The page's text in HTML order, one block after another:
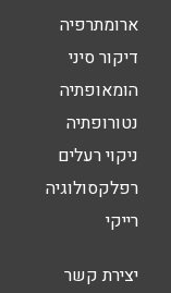
ארומתרפיה
דיקור סיני
הומאופתיה
נטורופתיה
ניקוי רעלים
רפלקסולוגיה
רייקי
יצירת קשר